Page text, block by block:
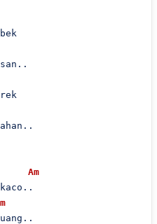
buhua lungga tanggalah kabek
janji diganggam dipacik arek
Am